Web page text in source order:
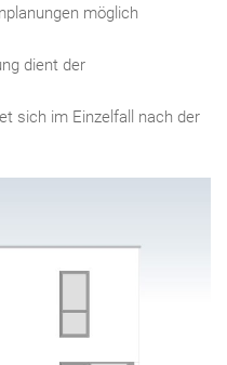
möglich
dient der
sich im Einzelfall nach der